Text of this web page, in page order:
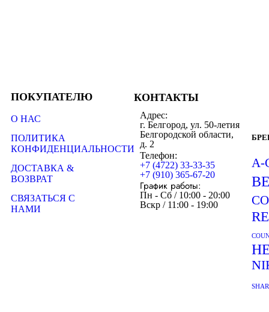
ПОКУПАТЕЛЮ
О НАС
ПОЛИТИКА
КОНФИДЕНЦИАЛЬНОСТИ
ДОСТАВКА &
ВОЗВРАТ
СВЯЗАТЬСЯ С
НАМИ
КОНТАКТЫ
Адрес:
г. Белгород, ул. 50-летия
Белгородской области,
д. 2
Телефон:
+7 (4722) 33-33-35
+7 (910) 365-67-20
График работы:
Пн - Сб / 10:00 - 20:00
Вскр / 11:00 - 19:00
A-